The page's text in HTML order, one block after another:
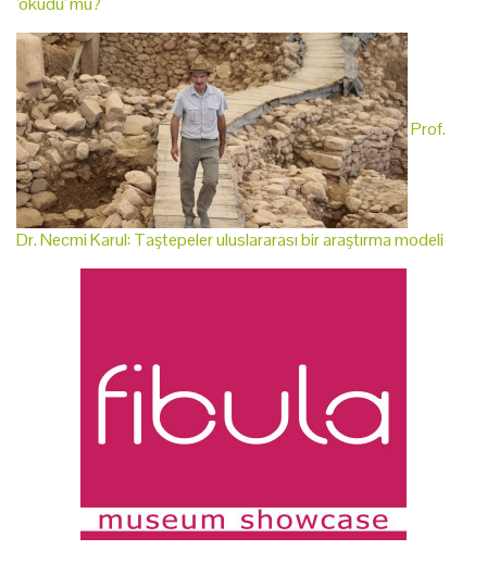
Prof.
Dr. Necmi Karul: Taştepeler uluslararası bir araştırma modeli